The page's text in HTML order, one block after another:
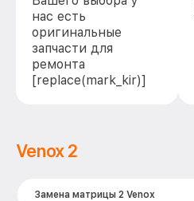
нас есть
оригинальные
запчасти для
ремонта
[replace(mark_kir)]
Venox 2
Замена матрицы 2 Venox